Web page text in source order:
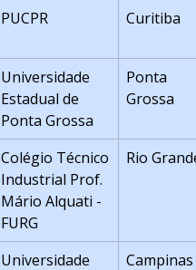
PUCPR Curitiba
Universidade
Estadual de
Ponta Grossa
Ponta
Grossa
Colégio Técnico
Industrial Prof.
Mário Alquati -
FURG
Rio
Universidade
Campinas